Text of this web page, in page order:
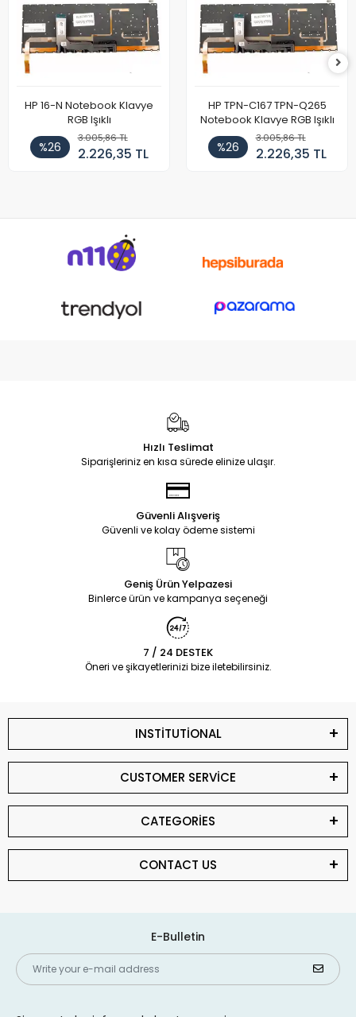
HP 16-N Notebook Klavye
RGB Işıklı
%26
3.005,86 TL
2.226,35 TL
HP TPN-C167 TPN-Q265
Notebook Klavye RGB Işıklı
%26
3.005,86 TL
2.226,35 TL
Hızlı Teslimat
Siparişleriniz en kısa sürede elinize ulaşır.
Güvenli Alışveriş
Güvenli ve kolay ödeme sistemi
Geniş Ürün Yelpazesi
Binlerce ürün ve kampanya seçeneği
7 / 24 DESTEK
Öneri ve şikayetlerinizi bize iletebilirsiniz.
INSTİTUTİONAL
CUSTOMER SERVİCE
CATEGORİES
CONTACT US
E-Bulletin